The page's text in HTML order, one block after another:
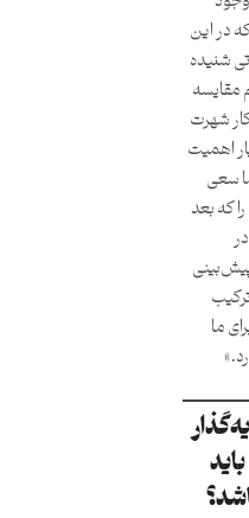
در این
شنیده
مقایسه
شهرت
اهمیت
سعی
که بعد
ما